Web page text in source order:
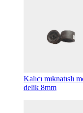
Kalıcı mıknatıslı
delik 8mm